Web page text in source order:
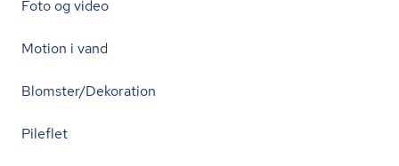
Foto og video
Motion i vand
Blomster/Dekoration
Pileflet